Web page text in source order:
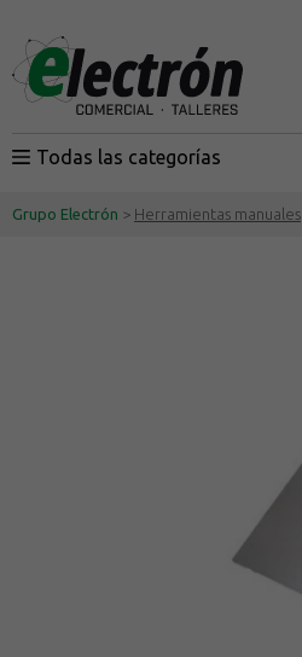
Todas las categorías
Grupo Electrón > Herramientas manuales